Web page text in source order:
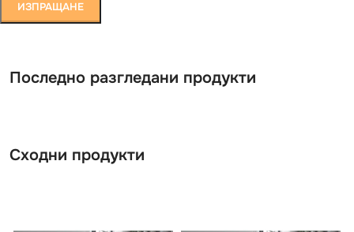
Последно разгледани продукти
Сходни продукти